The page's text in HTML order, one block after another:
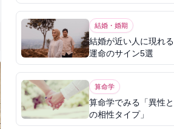
結婚・婚期
結婚が近い人に現れる
運命のサイン5選
算命学
算命学でみる「異性と
の相性タイプ」